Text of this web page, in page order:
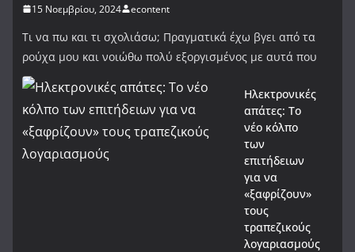
15 Νοεμβρίου, 2024 econtent
Τι να πω και τι σχολιάσω; Πραγματικά έχω βγει από τα
ρούχα μου και νοιώθω πολύ εξοργισμένος με αυτά που
Ηλεκτρονικές
απάτες: Το
νέο κόλπο
των
επιτήδειων
για να
«ξαφρίζουν»
τους
τραπεζικούς
λογαριασμούς